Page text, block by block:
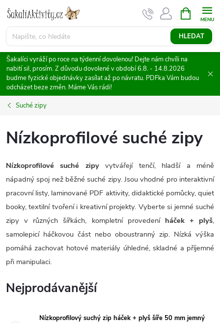
Přejít
obsah
HLEDAT
NÁKUPNÍ
KOŠÍK
Šakalíci vyráží po roce na týdenní dovolenou! Dejte nám chvíli na
nabití sil, prosím. Z důvodu dovolené v období 6.8. - 14.8.2026
budme fyzické objednávky zasílat až po návratu. PDFka Vám budou
odcházet beze změn. Máme Vás rádi!
Suché zipy
Nízkoprofilové suché zipy
Nízkoprofilové suché zipyvytvářejí tenčí, hladší a méně
nápadný spoj než běžné suché zipy. Jsou vhodné pro interaktivní
pracovní listy, laminované PDF aktivity, didaktické pomůcky, quiet
booky, textilní tvoření i kreativní projekty. Vyberte si jemné suché
zipy v různých šířkách, kompletní provedení háček + plyš,
samolepicí háčkovou část nebo oboustranný zip. Nízká výška
pomáhá zachovat hotové materiály úhledné, skladné a příjemné
při manipulaci.
Nejprodávanější
Nízkoprofilový suchý zip háček + plyš šíře 50 mm jemný